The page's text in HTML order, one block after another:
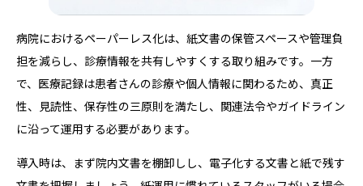
病院におけるペーパーレス化は、紙文書の保管スペースや管理負
担を減らし、診療情報を共有しやすくする取り組みです。一方
で、医療記録は患者さんの診療や個人情報に関わるため、真正
性、見読性、保存性の三原則を満たし、関連法令やガイドライン
に沿って運用する必要があります。
導入時は、まず院内文書を棚卸しし、電子化する文書と紙で残す